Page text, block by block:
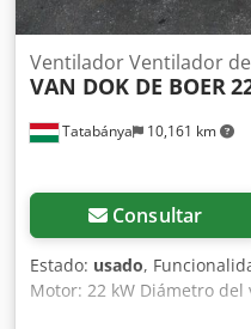
Tatabánya 10,161 km
Ventilador Ventilador
VAN DOK DE BOER
Consultar
Estado: usado,
Motor: 22 kW Diámetro
2500 mm Crsdjri R Duepfx